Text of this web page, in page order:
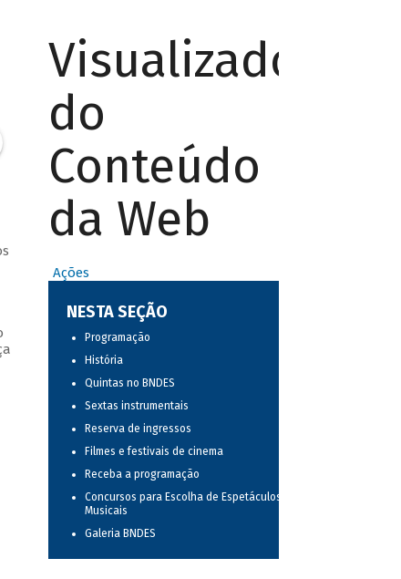
Visualizador
do
Conteúdo
da Web
Ações
NESTA SEÇÃO
Programação
História
Quintas no BNDES
Sextas instrumentais
Reserva de ingressos
Filmes e festivais de cinema
Receba a programação
Concursos para Escolha de Espetáculos
Musicais
Galeria BNDES